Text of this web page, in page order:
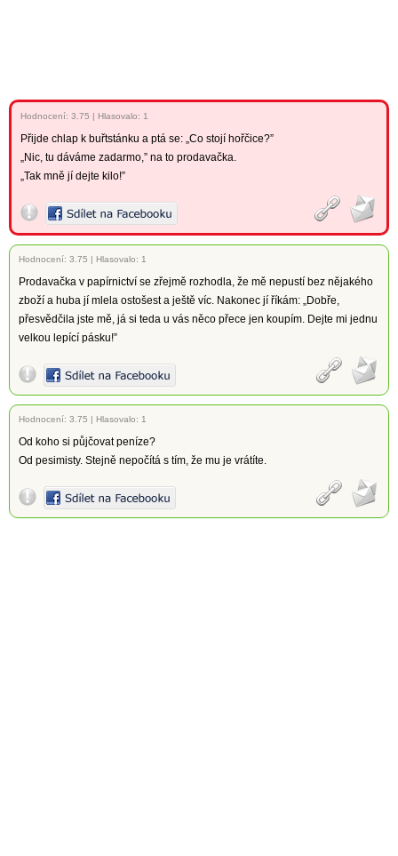
Hodnocení: 3.75 | Hlasovalo: 1
Přijde chlap k buřtstánku a ptá se: „Co stojí hořčice?”
„Nic, tu dáváme zadarmo,” na to prodavačka.
„Tak mně jí dejte kilo!”
Hodnocení: 3.75 | Hlasovalo: 1
Prodavačka v papírnictví se zřejmě rozhodla, že mě nepustí bez nějakého
zboží a huba jí mlela ostošest a ještě víc. Nakonec jí říkám: „Dobře,
přesvědčila jste mě, já si teda u vás něco přece jen koupím. Dejte mi jednu
velkou lepící pásku!”
Hodnocení: 3.75 | Hlasovalo: 1
Od koho si půjčovat peníze?
Od pesimisty. Stejně nepočítá s tím, že mu je vrátíte.